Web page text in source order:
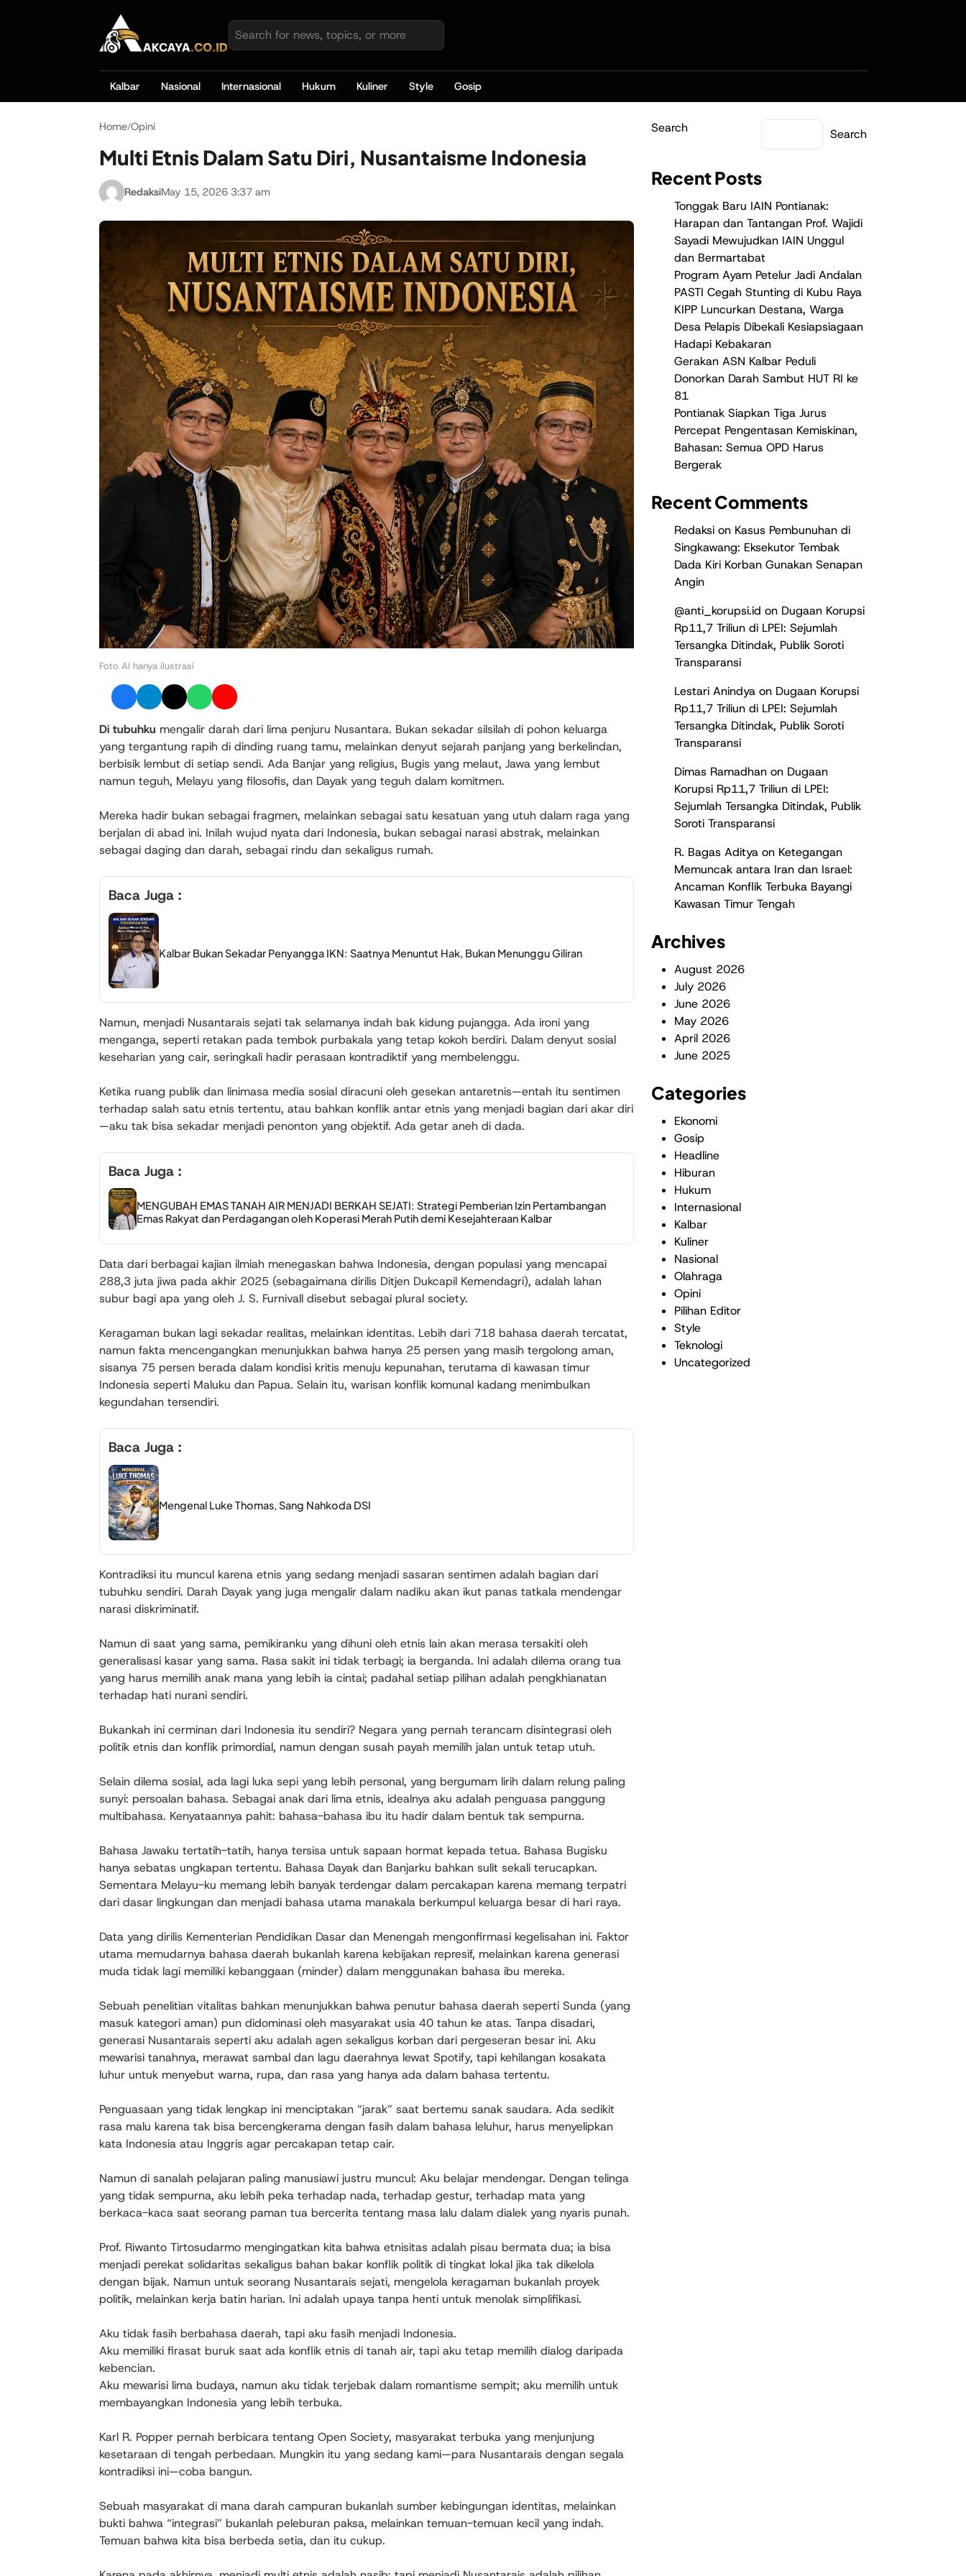
Kalbar Nasional Internasional Hukum Kuliner Style Gosip
Home/Opini
Multi Etnis Dalam Satu Diri, Nusantaisme Indonesia
RedaksiMay 15, 2026 3:37 am
Foto AI hanya ilustrasi
Di tubuhku mengalir darah dari lima penjuru Nusantara. Bukan sekadar silsilah di pohon keluarga
yang tergantung rapih di dinding ruang tamu, melainkan denyut sejarah panjang yang berkelindan,
berbisik lembut di setiap sendi. Ada Banjar yang religius, Bugis yang melaut, Jawa yang lembut
namun teguh, Melayu yang filosofis, dan Dayak yang teguh dalam komitmen.
Mereka hadir bukan sebagai fragmen, melainkan sebagai satu kesatuan yang utuh dalam raga yang
berjalan di abad ini. Inilah wujud nyata dari Indonesia, bukan sebagai narasi abstrak, melainkan
sebagai daging dan darah, sebagai rindu dan sekaligus rumah.
Baca Juga :
Kalbar Bukan Sekadar Penyangga IKN: Saatnya Menuntut Hak, Bukan Menunggu Giliran
Namun, menjadi Nusantarais sejati tak selamanya indah bak kidung pujangga. Ada ironi yang
menganga, seperti retakan pada tembok purbakala yang tetap kokoh berdiri. Dalam denyut sosial
keseharian yang cair, seringkali hadir perasaan kontradiktif yang membelenggu.
Ketika ruang publik dan linimasa media sosial diracuni oleh gesekan antaretnis—entah itu sentimen
terhadap salah satu etnis tertentu, atau bahkan konflik antar etnis yang menjadi bagian dari akar diri
—aku tak bisa sekadar menjadi penonton yang objektif. Ada getar aneh di dada.
Baca Juga :
MENGUBAH EMAS TANAH AIR MENJADI BERKAH SEJATI: Strategi Pemberian Izin Pertambangan
Emas Rakyat dan Perdagangan oleh Koperasi Merah Putih demi Kesejahteraan Kalbar
Data dari berbagai kajian ilmiah menegaskan bahwa Indonesia, dengan populasi yang mencapai
288,3 juta jiwa pada akhir 2025 (sebagaimana dirilis Ditjen Dukcapil Kemendagri), adalah lahan
subur bagi apa yang oleh J. S. Furnivall disebut sebagai plural society.
Keragaman bukan lagi sekadar realitas, melainkan identitas. Lebih dari 718 bahasa daerah tercatat,
namun fakta mencengangkan menunjukkan bahwa hanya 25 persen yang masih tergolong aman,
sisanya 75 persen berada dalam kondisi kritis menuju kepunahan, terutama di kawasan timur
Indonesia seperti Maluku dan Papua. Selain itu, warisan konflik komunal kadang menimbulkan
kegundahan tersendiri.
Baca Juga :
Mengenal Luke Thomas, Sang Nahkoda DSI
Kontradiksi itu muncul karena etnis yang sedang menjadi sasaran sentimen adalah bagian dari
tubuhku sendiri. Darah Dayak yang juga mengalir dalam nadiku akan ikut panas tatkala mendengar
narasi diskriminatif.
Namun di saat yang sama, pemikiranku yang dihuni oleh etnis lain akan merasa tersakiti oleh
generalisasi kasar yang sama. Rasa sakit ini tidak terbagi; ia berganda. Ini adalah dilema orang tua
yang harus memilih anak mana yang lebih ia cintai; padahal setiap pilihan adalah pengkhianatan
terhadap hati nurani sendiri.
Bukankah ini cerminan dari Indonesia itu sendiri? Negara yang pernah terancam disintegrasi oleh
politik etnis dan konflik primordial, namun dengan susah payah memilih jalan untuk tetap utuh.
Selain dilema sosial, ada lagi luka sepi yang lebih personal, yang bergumam lirih dalam relung paling
sunyi: persoalan bahasa. Sebagai anak dari lima etnis, idealnya aku adalah penguasa panggung
multibahasa. Kenyataannya pahit: bahasa-bahasa ibu itu hadir dalam bentuk tak sempurna.
Bahasa Jawaku tertatih-tatih, hanya tersisa untuk sapaan hormat kepada tetua. Bahasa Bugisku
hanya sebatas ungkapan tertentu. Bahasa Dayak dan Banjarku bahkan sulit sekali terucapkan.
Sementara Melayu-ku memang lebih banyak terdengar dalam percakapan karena memang terpatri
dari dasar lingkungan dan menjadi bahasa utama manakala berkumpul keluarga besar di hari raya.
Data yang dirilis Kementerian Pendidikan Dasar dan Menengah mengonfirmasi kegelisahan ini. Faktor
utama memudarnya bahasa daerah bukanlah karena kebijakan represif, melainkan karena generasi
muda tidak lagi memiliki kebanggaan (minder) dalam menggunakan bahasa ibu mereka.
Sebuah penelitian vitalitas bahkan menunjukkan bahwa penutur bahasa daerah seperti Sunda (yang
masuk kategori aman) pun didominasi oleh masyarakat usia 40 tahun ke atas. Tanpa disadari,
generasi Nusantarais seperti aku adalah agen sekaligus korban dari pergeseran besar ini. Aku
mewarisi tanahnya, merawat sambal dan lagu daerahnya lewat Spotify, tapi kehilangan kosakata
luhur untuk menyebut warna, rupa, dan rasa yang hanya ada dalam bahasa tertentu.
Penguasaan yang tidak lengkap ini menciptakan “jarak” saat bertemu sanak saudara. Ada sedikit
rasa malu karena tak bisa bercengkerama dengan fasih dalam bahasa leluhur, harus menyelipkan
kata Indonesia atau Inggris agar percakapan tetap cair.
Namun di sanalah pelajaran paling manusiawi justru muncul: Aku belajar mendengar. Dengan telinga
yang tidak sempurna, aku lebih peka terhadap nada, terhadap gestur, terhadap mata yang
berkaca-kaca saat seorang paman tua bercerita tentang masa lalu dalam dialek yang nyaris punah.
Prof. Riwanto Tirtosudarmo mengingatkan kita bahwa etnisitas adalah pisau bermata dua; ia bisa
menjadi perekat solidaritas sekaligus bahan bakar konflik politik di tingkat lokal jika tak dikelola
dengan bijak. Namun untuk seorang Nusantarais sejati, mengelola keragaman bukanlah proyek
politik, melainkan kerja batin harian. Ini adalah upaya tanpa henti untuk menolak simplifikasi.
Aku tidak fasih berbahasa daerah, tapi aku fasih menjadi Indonesia.
Aku memiliki firasat buruk saat ada konflik etnis di tanah air, tapi aku tetap memilih dialog daripada
kebencian.
Aku mewarisi lima budaya, namun aku tidak terjebak dalam romantisme sempit; aku memilih untuk
membayangkan Indonesia yang lebih terbuka.
Karl R. Popper pernah berbicara tentang Open Society, masyarakat terbuka yang menjunjung
kesetaraan di tengah perbedaan. Mungkin itu yang sedang kami—para Nusantarais dengan segala
kontradiksi ini—coba bangun.
Sebuah masyarakat di mana darah campuran bukanlah sumber kebingungan identitas, melainkan
bukti bahwa “integrasi” bukanlah peleburan paksa, melainkan temuan-temuan kecil yang indah.
Temuan bahwa kita bisa berbeda setia, dan itu cukup.
Search Search
Recent Posts
Tonggak Baru IAIN Pontianak:
Harapan dan Tantangan Prof. Wajidi
Sayadi Mewujudkan IAIN Unggul
dan Bermartabat
Program Ayam Petelur Jadi Andalan
PASTI Cegah Stunting di Kubu Raya
KIPP Luncurkan Destana, Warga
Desa Pelapis Dibekali Kesiapsiagaan
Hadapi Kebakaran
Gerakan ASN Kalbar Peduli
Donorkan Darah Sambut HUT RI ke
81
Pontianak Siapkan Tiga Jurus
Percepat Pengentasan Kemiskinan,
Bahasan: Semua OPD Harus
Bergerak
Recent Comments
Redaksi on Kasus Pembunuhan di
Singkawang: Eksekutor Tembak
Dada Kiri Korban Gunakan Senapan
Angin
@anti_korupsi.id on Dugaan Korupsi
Rp11,7 Triliun di LPEI: Sejumlah
Tersangka Ditindak, Publik Soroti
Transparansi
Lestari Anindya on Dugaan Korupsi
Rp11,7 Triliun di LPEI: Sejumlah
Tersangka Ditindak, Publik Soroti
Transparansi
Dimas Ramadhan on Dugaan
Korupsi Rp11,7 Triliun di LPEI:
Sejumlah Tersangka Ditindak, Publik
Soroti Transparansi
R. Bagas Aditya on Ketegangan
Memuncak antara Iran dan Israel:
Ancaman Konflik Terbuka Bayangi
Kawasan Timur Tengah
Archives
August 2026
July 2026
June 2026
May 2026
April 2026
June 2025
Categories
Ekonomi
Gosip
Headline
Hiburan
Hukum
Internasional
Kalbar
Kuliner
Nasional
Olahraga
Opini
Pilihan Editor
Style
Teknologi
Uncategorized